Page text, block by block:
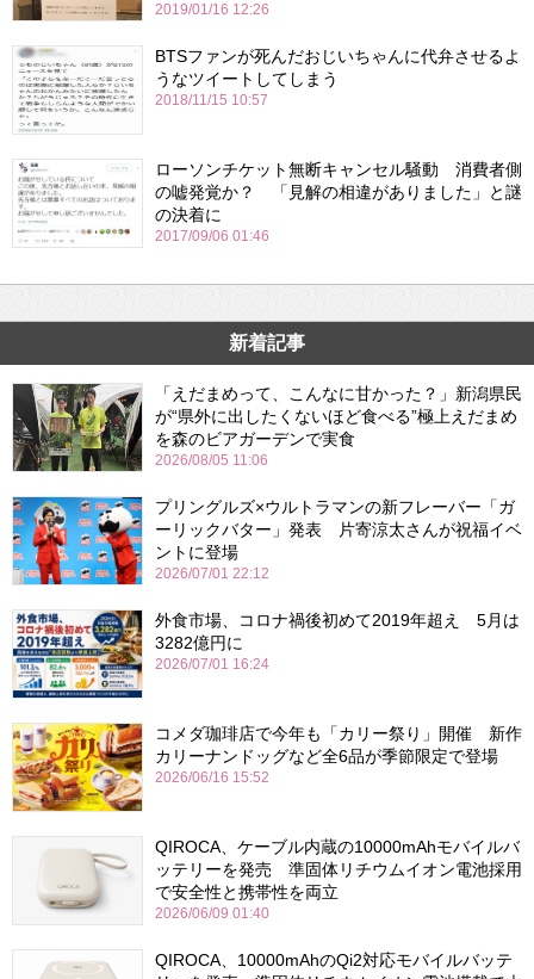
2019/01/16 12:26
BTSファンが死んだおじいちゃんに代弁させるよ
うなツイートしてしまう
2018/11/15 10:57
ローソンチケット無断キャンセル騒動 消費者側
の嘘発覚か？ 「見解の相違がありました」と謎
の決着に
2017/09/06 01:46
新着記事
「えだまめって、こんなに甘かった？」新潟県民
が“県外に出したくないほど食べる”極上えだまめ
を森のビアガーデンで実食
2026/08/05 11:06
プリングルズ×ウルトラマンの新フレーバー「ガ
ーリックバター」発表 片寄涼太さんが祝福イベ
ントに登場
2026/07/01 22:12
外食市場、コロナ禍後初めて2019年超え 5月は
3282億円に
2026/07/01 16:24
コメダ珈琲店で今年も「カリー祭り」開催 新作
カリーナンドッグなど全6品が季節限定で登場
2026/06/16 15:52
QIROCA、ケーブル内蔵の10000mAhモバイルバ
ッテリーを発売 準固体リチウムイオン電池採用
で安全性と携帯性を両立
2026/06/09 01:40
QIROCA、10000mAhのQi2対応モバイルバッテ